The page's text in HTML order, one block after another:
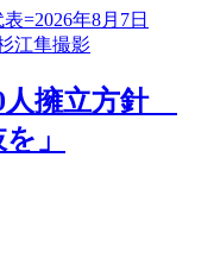
人擁立方針
」